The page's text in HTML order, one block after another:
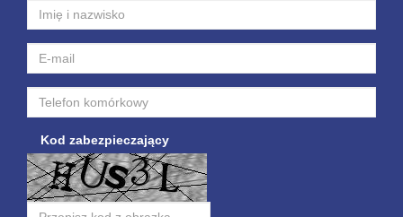
Kod zabezpieczający